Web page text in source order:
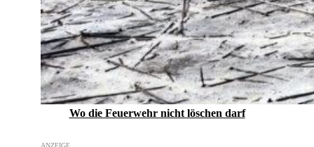
Wo die Feuerwehr nicht löschen darf